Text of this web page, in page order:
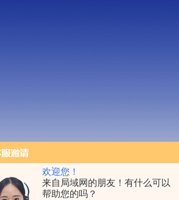
欢迎您！
来自局域网的朋友！有什么可以
帮助您的吗？